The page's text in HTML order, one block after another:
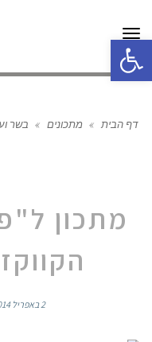
פתח סרגל נגישות
תפריט
דף הבית » מתכונים » בשר
מתכון
2 באפריל 2014